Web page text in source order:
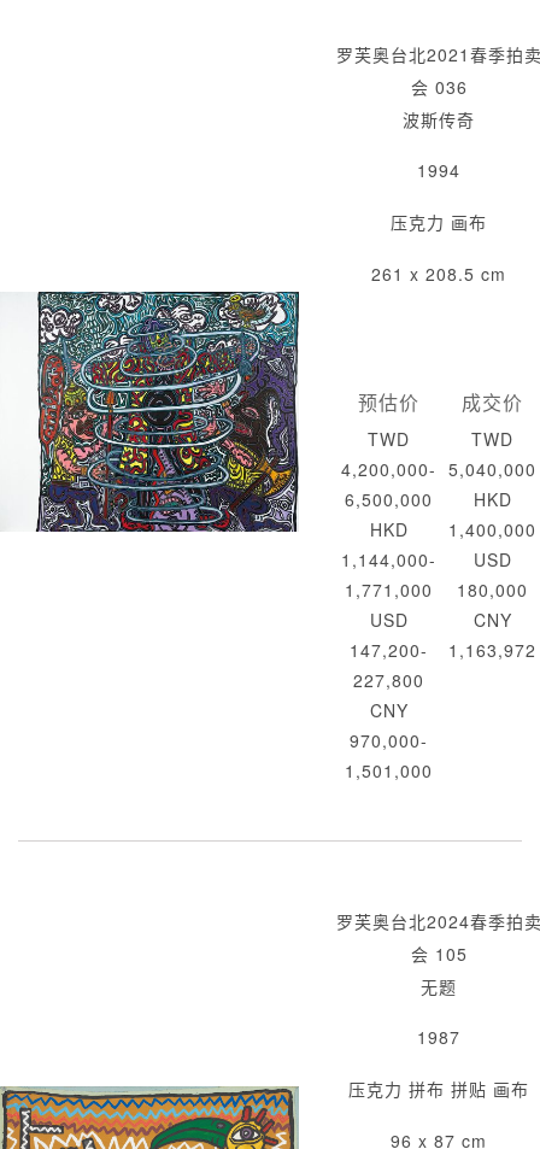
罗芙奥台北2021春季拍
会 036
波斯传奇
1994
压克力 画布
261 x 208.5 cm
预估价
TWD
4,200,000-
6,500,000
HKD
1,144,000-
1,771,000
USD
147,200-
227,800
CNY
970,000-
1,501,000
成交价
TWD
5,040,000
HKD
1,400,000
USD
180,000
CNY
1,163,972
罗芙奥台北2024春季拍
会 105
无题
1987
压克力 拼布 拼贴 画布
96 x 87 cm